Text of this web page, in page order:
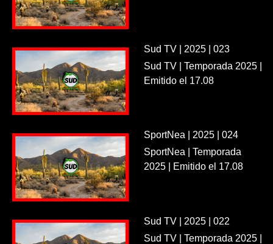
Sud TV | 2025 | 023
Sud TV | Temporada 2025 |
Emitido el 17.08
SportNea | 2025 | 024
SportNea | Temporada
2025 | Emitido el 17.08
Sud TV | 2025 | 022
Sud TV | Temporada 2025 |